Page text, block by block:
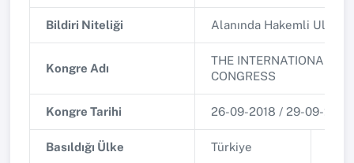
Bildiri Niteliği Alanında Hakemli
Kongre Adı
THE INTERNATIONAL
CONGRESS
Kongre Tarihi 26-09-2018 / 29-09-2018
Basıldığı Ülke Türkiye